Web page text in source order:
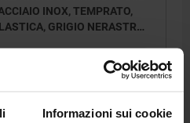
Informazioni sui cookie
INOX, TEMPRATO,
GRIGIO NERASTRO
CORPO BASE=ACCIAIO INOX